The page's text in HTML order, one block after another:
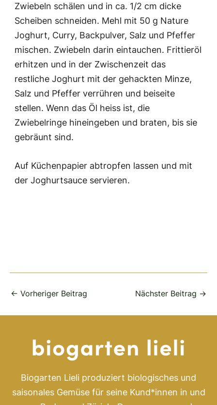
Zwiebeln schälen und in ca. 1/2 cm dicke
Scheiben schneiden. Mehl mit 50 g Nature
Joghurt, Curry, Backpulver, Salz und Pfeffer
mischen. Zwiebeln darin eintauchen. Frittieröl
erhitzen und in der Zwischenzeit das
restliche Joghurt mit der gehackten Minze,
Salz und Pfeffer verrühren und beiseite
stellen. Wenn das Öl heiss ist, die
Zwiebelringe hineingeben und braten, bis sie
gebräunt sind.
Auf Küchenpapier abtropfen lassen und mit
der Joghurtsauce servieren.
← Vorheriger Beitrag Nächster Beitrag →
Biogarten Lieli produziert biologisches und
saisonales Gemüse für seine Kund*innen in und